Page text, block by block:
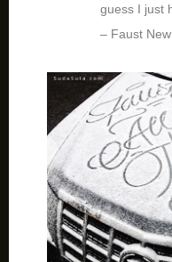
guess I just
– Faust